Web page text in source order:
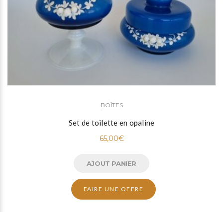
BOÎTES
Set de toilette en opaline
65,00€
AJOUT PANIER
FAIRE UNE OFFRE